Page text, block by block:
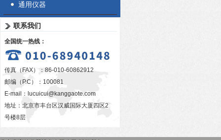
通用仪器
联系我们
全国统一热线：
传真（FAX）：86-010-60862912
邮编（P.C）：100081
E-mail： lucuicui@kanggaote.com
地址：北京市丰台区汉威国际大厦四区2
号楼8层